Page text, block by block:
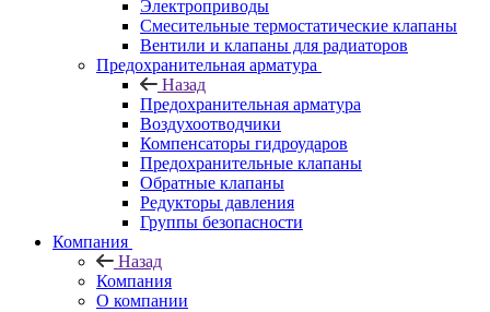
Электроприводы
Смесительные термостатические клапаны
Вентили и клапаны для радиаторов
Предохранительная арматура
Назад
Предохранительная арматура
Воздухоотводчики
Компенсаторы гидроударов
Предохранительные клапаны
Обратные клапаны
Редукторы давления
Группы безопасности
Компания
Назад
Компания
О компании